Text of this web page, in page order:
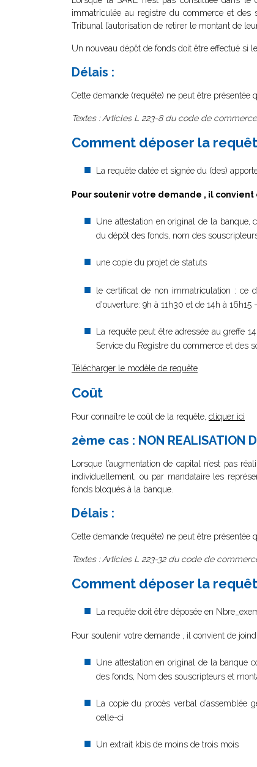
immatriculée au registre du commerce et des
Tribunal l’autorisation de retirer le montant de
Un nouveau dépôt de fonds doit être effectué si
Délais :
Cette demande (requête) ne peut être présentée
Textes : Articles L 223-8 du code de commerce
Comment déposer la
La requête datée et signée du (des)
Pour soutenir votre demande , il
Une attestation en original de la banque,
du dépôt des fonds, nom des
une copie du projet de statuts
le certificat de non immatriculation : ce
d'ouverture: 9h à 11h30 et de 14h à
La requête peut être adressée au greffe
Service du Registre du commerce et des
Télécharger le modèle de requête
Coût
Pour connaître le coût de la requête, cliquer ici
2ème cas : NON REALISATION
Lorsque l’augmentation de capital n’est pas
individuellement, ou par mandataire les
fonds bloqués à la banque.
Délais :
Cette demande (requête) ne peut être présentée
Textes : Articles L 223-32 du code de
Comment déposer la
La requête doit être déposée en
Pour soutenir votre demande , il convient de
Une attestation en original de la banque
des fonds, Nom des souscripteurs et
La copie du procès verbal
celle-ci
Un extrait kbis de moins de trois mois